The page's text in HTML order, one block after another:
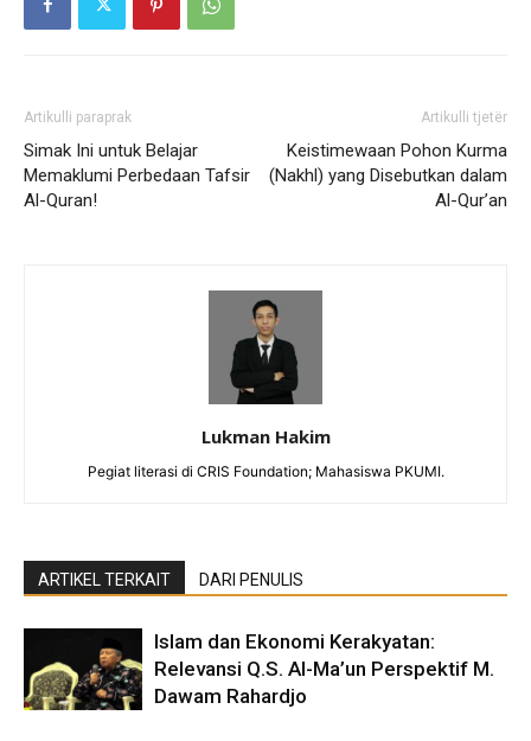
Artikulli paraprak
Simak Ini untuk Belajar
Memaklumi Perbedaan Tafsir
Al-Quran!
Artikulli tjetër
Keistimewaan Pohon Kurma
(Nakhl) yang Disebutkan dalam
Al-Qur’an
Lukman Hakim
Pegiat literasi di CRIS Foundation; Mahasiswa PKUMI.
ARTIKEL TERKAIT DARI PENULIS
Islam dan Ekonomi Kerakyatan:
Relevansi Q.S. Al-Ma’un Perspektif M.
Dawam Rahardjo